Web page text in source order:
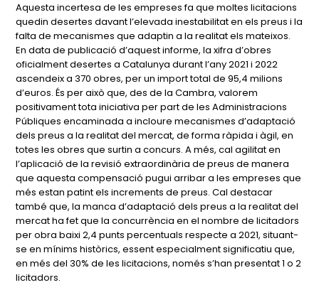
Aquesta incertesa de les empreses fa que moltes licitacions
quedin desertes davant l’elevada inestabilitat en els preus i la
falta de mecanismes que adaptin a la realitat els mateixos.
En data de publicació d’aquest informe, la xifra d’obres
oficialment desertes a Catalunya durant l’any 2021 i 2022
ascendeix a 370 obres, per un import total de 95,4 milions
d’euros. És per això que, des de la Cambra, valorem
positivament tota iniciativa per part de les Administracions
Públiques encaminada a incloure mecanismes d’adaptació
dels preus a la realitat del mercat, de forma ràpida i àgil, en
totes les obres que surtin a concurs. A més, cal agilitat en
l’aplicació de la revisió extraordinària de preus de manera
que aquesta compensació pugui arribar a les empreses que
més estan patint els increments de preus. Cal destacar
també que, la manca d’adaptació dels preus a la realitat del
mercat ha fet que la concurrència en el nombre de licitadors
per obra baixi 2,4 punts percentuals respecte a 2021, situant-
se en mínims històrics, essent especialment significatiu que,
en més del 30% de les licitacions, només s’han presentat 1 o 2
licitadors.